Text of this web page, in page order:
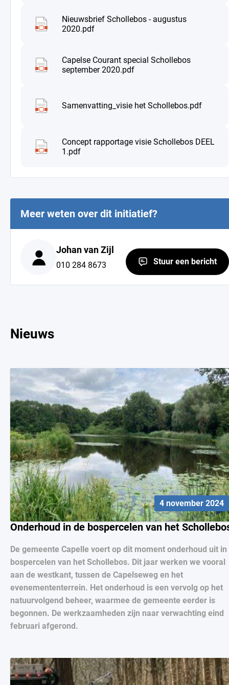
Nieuwsbrief Schollebos - augustus
2020.pdf
Capelse Courant special Schollebos
september 2020.pdf
Samenvatting_visie het Schollebos.pdf
Concept rapportage visie Schollebos DEEL
1.pdf
Meer weten over dit initiatief?
Johan van Zijl
010 284 8673 Stuur een bericht
Nieuws
4 november 2024
Onderhoud in de bospercelen van het
De gemeente Capelle voert op dit moment onderhoud uit in
bospercelen van het Schollebos. Dit jaar werken we vooral
aan de westkant, tussen de Capelseweg en het
evenemententerrein. Het onderhoud is een vervolg op het
natuurvolgend beheer, waarmee de gemeente eerder is
begonnen. De werkzaamheden zijn naar verwachting eind
februari afgerond.